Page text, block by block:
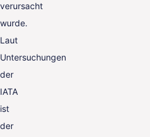
verursacht
wurde.
Laut
Untersuchungen
der
IATA
ist
der